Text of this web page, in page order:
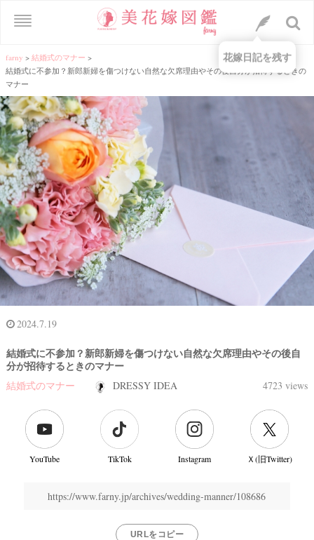
farny > 結婚式のマナー >
結婚式に不参加？新郎新婦を傷つけない自然な欠席理由やその後自分が招待するときの
マナー
2024.7.19
結婚式に不参加？新郎新婦を傷つけない自然な欠席理由やその後自
分が招待するときのマナー
結婚式のマナー DRESSY IDEA 4723 views
YouTube TikTok Instagram Ｘ(旧Twitter)
https://www.farny.jp/archives/wedding-manner/108686
URLをコピー
花嫁日記を残す